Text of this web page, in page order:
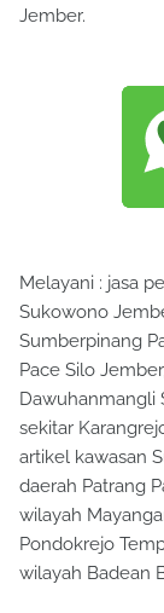
Jember.
Melayani : jasa
Sukowono
Sumberpinang
Pace Silo
Dawuhanmangli
sekitar
artikel kawasan
daerah Patrang
wilayah
Pondokrejo
wilayah Badean